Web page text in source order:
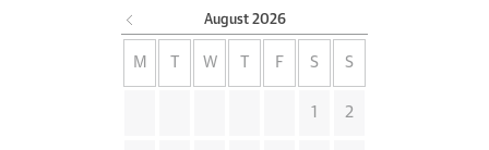
August 2026
M W F S S
1 2